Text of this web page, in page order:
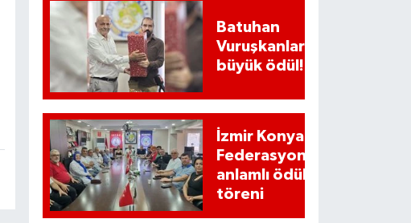
Batuhan
Vuruşkanlar'a
büyük ödül!
İzmir Konyalılar
Federasyonundan
anlamlı ödül
töreni